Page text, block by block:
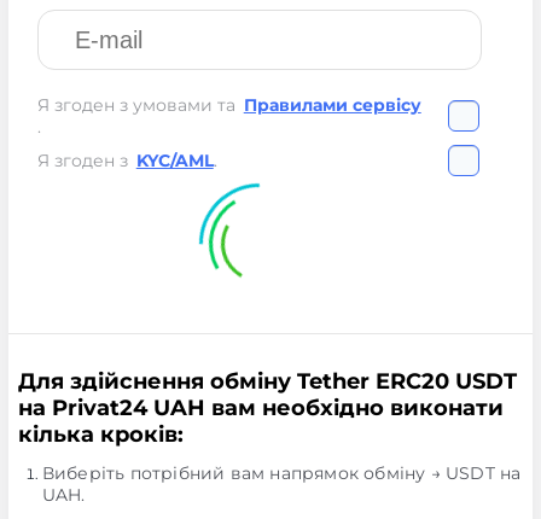
Я згоден з умовами та Правилами сервісу
.
Я згоден з KYC/AML.
Для здійснення обміну Tether ERC20 USDT
на Privat24 UAH вам необхідно виконати
кілька кроків:
Виберіть потрібний вам напрямок обміну → USDT на
UAH.